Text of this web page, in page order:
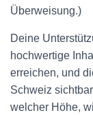
Überweisung.)
Deine
hochwertige
erreichen, und
Schweiz
welcher Höhe,